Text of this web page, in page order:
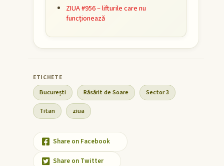
ZIUA #956 – lifturile care nu
funcționează
București Răsărit de Soare Sector 3
Titan ziua
Share on Facebook
Share on Twitter